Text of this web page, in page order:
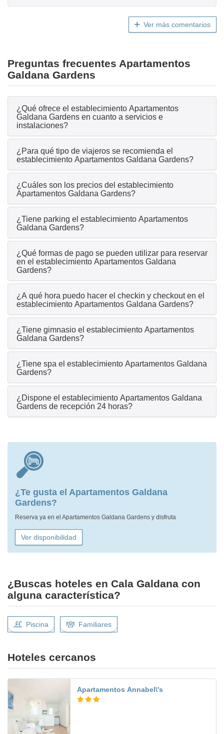
Ver más comentarios
Preguntas frecuentes Apartamentos
Galdana Gardens
¿Qué ofrece el establecimiento Apartamentos
Galdana Gardens en cuanto a servicios e
instalaciones?
¿Para qué tipo de viajeros se recomienda el
establecimiento Apartamentos Galdana Gardens?
¿Cuáles son los precios del establecimiento
Apartamentos Galdana Gardens?
¿Tiene parking el establecimiento Apartamentos
Galdana Gardens?
¿Qué formas de pago se pueden utilizar para reservar
en el establecimiento Apartamentos Galdana
Gardens?
¿A qué hora puedo hacer el checkin y checkout en el
establecimiento Apartamentos Galdana Gardens?
¿Tiene gimnasio el establecimiento Apartamentos
Galdana Gardens?
¿Tiene spa el establecimiento Apartamentos Galdana
Gardens?
¿Dispone el establecimiento Apartamentos Galdana
Gardens de recepción 24 horas?
¿Te gusta el Apartamentos Galdana
Gardens?
Reserva ya en el Apartamentos Galdana Gardens y disfruta
Ver disponibilidad
¿Buscas hoteles en Cala Galdana con
alguna característica?
Piscina Familiares
Hoteles cercanos
Apartamentos Annabel\'s